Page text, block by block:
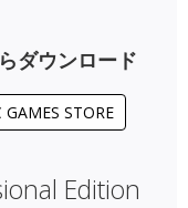
ダウンロード
GAMES STORE
Edition